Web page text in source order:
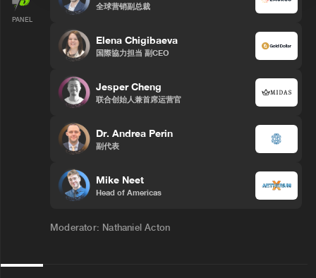
PANEL
全球营销副总裁
Elena Chigibaeva
国際協力担当 副CEO
Jesper Cheng
联合创始人兼首席运营官
Dr. Andrea Perin
副代表
Mike Neet
Head of Americas
Moderator: Nathaniel Acton